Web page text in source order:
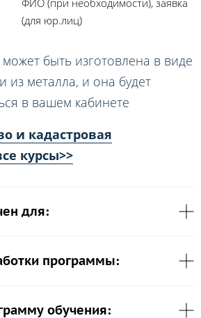
(для юр.лиц)
быть изготовлена в виде
из металла, и она будет
в вашем кабинете
и кадастровая
курсы>>
для:
программы:
обучения: